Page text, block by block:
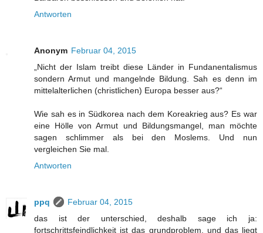
Antworten
Anonym Februar 04, 2015
„Nicht der Islam treibt diese Länder in Fundanentalismus
sondern Armut und mangelnde Bildung. Sah es denn im
mittelalterlichen (christlichen) Europa besser aus?“
Wie sah es in Südkorea nach dem Koreakrieg aus? Es war
eine Hölle von Armut und Bildungsmangel, man möchte
sagen schlimmer als bei den Moslems. Und nun
vergleichen Sie mal.
Antworten
ppq
Februar 04, 2015
das ist der unterschied, deshalb sage ich ja:
fortschrittsfeindlichkeit ist das grundproblem, und das liegt